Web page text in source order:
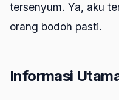
tersenyum. Ya, aku
orang bodoh pasti.
Informasi